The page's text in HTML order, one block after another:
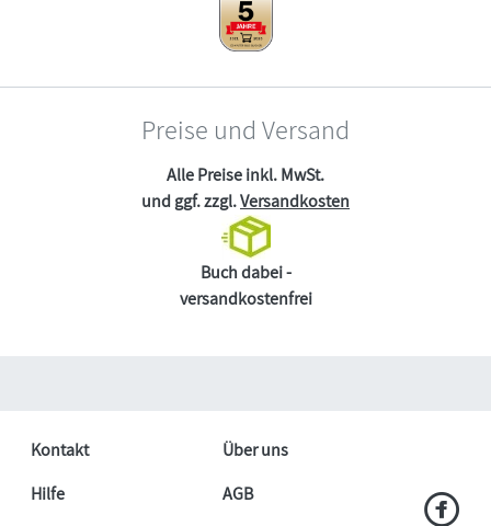
Preise und Versand
Alle Preise inkl. MwSt.
und ggf. zzgl.Versandkosten
Buch dabei -
versandkostenfrei
Kontakt
Über uns
Hilfe
AGB